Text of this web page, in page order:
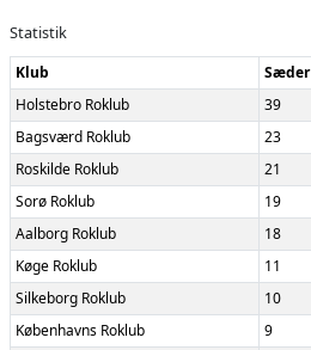
Statistik
Klub
Sæder
Holstebro Roklub
39
Bagsværd Roklub
23
Roskilde Roklub
21
Sorø Roklub
19
Aalborg Roklub
18
Køge Roklub
11
Silkeborg Roklub
10
Københavns Roklub
9